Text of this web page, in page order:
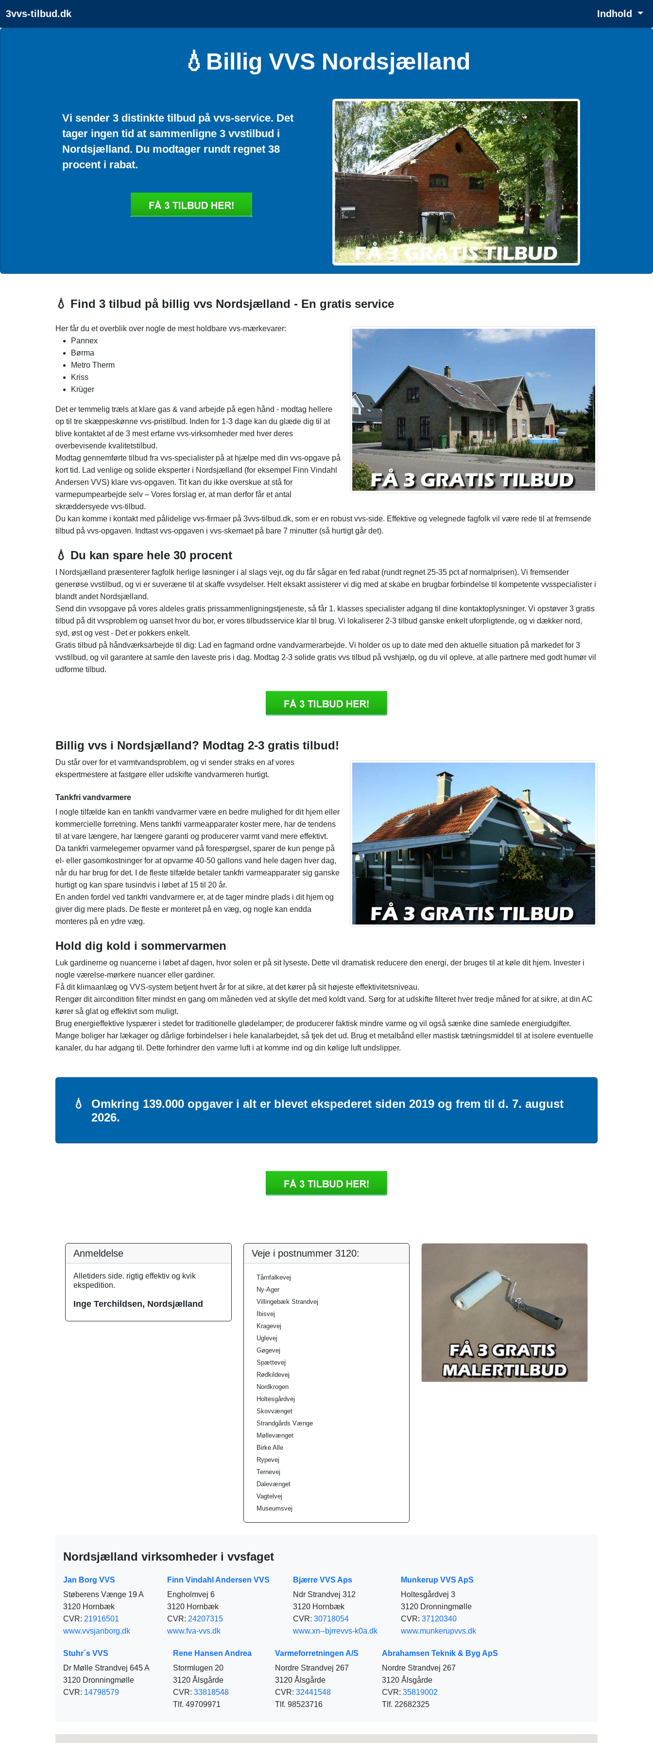
3vvs-tilbud.dk Indhold
💧Billig VVS Nordsjælland
Vi sender 3 distinkte tilbud på vvs-service. Det
tager ingen tid at sammenligne 3 vvstilbud i
Nordsjælland. Du modtager rundt regnet 38
procent i rabat.
💧 Find 3 tilbud på billig vvs Nordsjælland - En gratis service
Her får du et overblik over nogle de mest holdbare vvs-mærkevarer:
Pannex
Børma
Metro Therm
Kriss
Krüger
Det er temmelig træls at klare gas & vand arbejde på egen hånd - modtag hellere
op til tre skæppeskønne vvs-pristilbud. Inden for 1-3 dage kan du glæde dig til at
blive kontaktet af de 3 mest erfarne vvs-virksomheder med hver deres
overbevisende kvalitetstilbud.
Modtag gennemførte tilbud fra vvs-specialister på at hjælpe med din vvs-opgave på
kort tid. Lad venlige og solide eksperter i Nordsjælland (for eksempel Finn Vindahl
Andersen VVS) klare vvs-opgaven. Tit kan du ikke overskue at stå for
varmepumpearbejde selv – Vores forslag er, at man derfor får et antal
skræddersyede vvs-tilbud.
Du kan komme i kontakt med pålidelige vvs-firmaer på 3vvs-tilbud.dk, som er en robust vvs-side. Effektive og velegnede fagfolk vil være rede til at fremsende
tilbud på vvs-opgaven. Indtast vvs-opgaven i vvs-skemaet på bare 7 minutter (så hurtigt går det).
💧 Du kan spare hele 30 procent
I Nordsjælland præsenterer fagfolk herlige løsninger i al slags vejr, og du får sågar en fed rabat (rundt regnet 25-35 pct af normalprisen). Vi fremsender
generøse vvstilbud, og vi er suveræne til at skaffe vvsydelser. Helt eksakt assisterer vi dig med at skabe en brugbar forbindelse til kompetente vvsspecialister i
blandt andet Nordsjælland.
Send din vvsopgave på vores aldeles gratis prissammenligningstjeneste, så får 1. klasses specialister adgang til dine kontaktoplysninger. Vi opstøver 3 gratis
tilbud på dit vvsproblem og uanset hvor du bor, er vores tilbudsservice klar til brug. Vi lokaliserer 2-3 tilbud ganske enkelt uforpligtende, og vi dækker nord,
syd, øst og vest - Det er pokkers enkelt.
Gratis tilbud på håndværksarbejde til dig: Lad en fagmand ordne vandvarmerarbejde. Vi holder os up to date med den aktuelle situation på markedet for 3
vvstilbud, og vil garantere at samle den laveste pris i dag. Modtag 2-3 solide gratis vvs tilbud på vvshjælp, og du vil opleve, at alle partnere med godt humør vil
udforme tilbud.
Billig vvs i Nordsjælland? Modtag 2-3 gratis tilbud!
Du står over for et varmtvandsproblem, og vi sender straks en af ​​vores
ekspertmestere at fastgøre eller udskifte vandvarmeren hurtigt.
Tankfri vandvarmere
I nogle tilfælde kan en tankfri vandvarmer være en bedre mulighed for dit hjem eller
kommercielle forretning. Mens tankfri varmeapparater koster mere, har de tendens
til at vare længere, har længere garanti og producerer varmt vand mere effektivt.
Da tankfri varmelegemer opvarmer vand på forespørgsel, sparer de kun penge på
el- eller gasomkostninger for at opvarme 40-50 gallons vand hele dagen hver dag,
når du har brug for det. I de fleste tilfælde betaler tankfri varmeapparater sig ganske
hurtigt og kan spare tusindvis i løbet af 15 til 20 år.
En anden fordel ved tankfri vandvarmere er, at de tager mindre plads i dit hjem og
giver dig mere plads. De fleste er monteret på en væg, og nogle kan endda
monteres på en ydre væg.
Hold dig kold i sommervarmen
Luk gardinerne og nuancerne i løbet af dagen, hvor solen er på sit lyseste. Dette vil dramatisk reducere den energi, der bruges til at køle dit hjem. Invester i
nogle værelse-mørkere nuancer eller gardiner.
Få dit klimaanlæg og VVS-system betjent hvert år for at sikre, at det kører på sit højeste effektivitetsniveau.
Rengør dit aircondition filter mindst en gang om måneden ved at skylle det med koldt vand. Sørg for at udskifte filteret hver tredje måned for at sikre, at din AC
kører så glat og effektivt som muligt.
Brug energieffektive lyspærer i stedet for traditionelle glødelamper; de producerer faktisk mindre varme og vil også sænke dine samlede energiudgifter.
Mange boliger har lækager og dårlige forbindelser i hele kanalarbejdet, så tjek det ud. Brug et metalbånd eller mastisk tætningsmiddel til at isolere eventuelle
kanaler, du har adgang til. Dette forhindrer den varme luft i at komme ind og din kølige luft undslipper.
💧 Omkring 139.000 opgaver i alt er blevet ekspederet siden 2019 og frem til d. 7. august
2026.
Anmeldelse
Alletiders side. rigtig effektiv og kvik
ekspedition.
Inge Terchildsen, Nordsjælland
Veje i postnummer 3120:
Tårnfalkevej
Ny-Ager
Villingebæk Strandvej
Ibisvej
Kragevej
Uglevej
Gøgevej
Spættevej
Rødkildevej
Nordkrogen
Holtesgårdvej
Skovvænget
Strandgårds Vænge
Møllevænget
Birke Alle
Rypevej
Ternevej
Dalevænget
Vagtelvej
Museumsvej
Nordsjælland virksomheder i vvsfaget
Jan Borg VVS
Støberens Vænge 19 A
3120 Hornbæk
CVR: 21916501
www.vvsjanborg.dk
Finn Vindahl Andersen VVS
Engholmvej 6
3120 Hornbæk
CVR: 24207315
www.fva-vvs.dk
Bjærre VVS Aps
Ndr Strandvej 312
3120 Hornbæk
CVR: 30718054
www.xn--bjrrevvs-k0a.dk
Munkerup VVS ApS
Holtesgårdvej 3
3120 Dronningmølle
CVR: 37120340
www.munkerupvvs.dk
Stuhr´s VVS
Dr Mølle Strandvej 645 A
3120 Dronningmølle
CVR: 14798579
Rene Hansen Andrea
Stormlugen 20
3120 Ålsgårde
CVR: 33818548
Tlf. 49709971
Varmeforretningen A/S
Nordre Strandvej 267
3120 Ålsgårde
CVR: 32441548
Tlf. 98523716
Abrahamsen Teknik & Byg ApS
Nordre Strandvej 267
3120 Ålsgårde
CVR: 35819002
Tlf. 22682325